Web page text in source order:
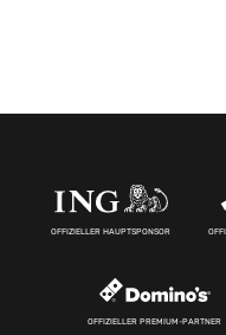
OFFIZIELLER HAUPTSPONSOR
OFFIZIELLER PREMIUM-PARTNER